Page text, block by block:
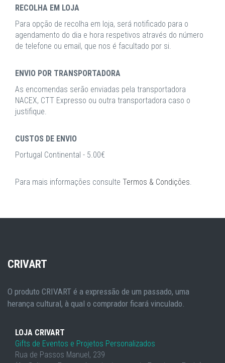
RECOLHA EM LOJA
Para opção de recolha em loja, será notificado para o
agendamento do dia e hora respetivos através do número
de telefone ou email, que nos é facultado por si.
ENVIO POR TRANSPORTADORA
As encomendas serão enviadas pela transportadora
NACEX, CTT Expresso ou outra transportadora caso o
justifique.
CUSTOS DE ENVIO
Portugal Continental - 5.00€
Para mais informações consulte Termos & Condições.
CRIVART
O produto CRIVART é a expressão de um passado, uma
herança cultural, à qual o comprador ficará vinculado.
LOJA CRIVART
Gifts de Eventos e Projetos Personalizados
Rua de Passos Manuel, 239